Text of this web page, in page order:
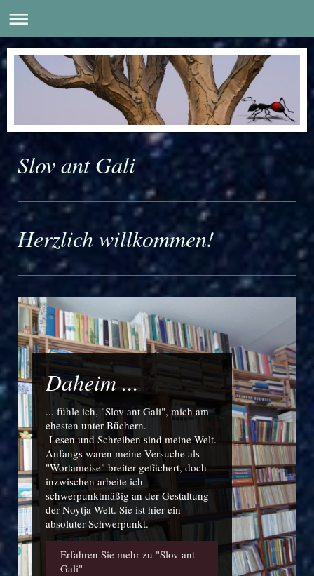
Slov ant Gali
Herzlich willkommen!
Daheim ...
... fühle ich, "Slov ant Gali", mich am
ehesten unter Büchern.
Lesen und Schreiben sind meine Welt.
Anfangs waren meine Versuche als
"Wortameise" breiter gefächert, doch
inzwischen arbeite ich
schwerpunktmäßig an der Gestaltung
der Noytja-Welt. Sie ist hier ein
absoluter Schwerpunkt.
Erfahren Sie mehr zu "Slov ant
Gali"